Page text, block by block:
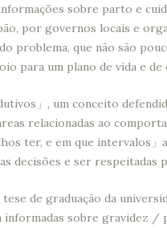
sobre parto e
por governos locais e
problema, que não são
para um plano de vida e de
」, um conceito
relacionadas ao
ter, e em que intervalos
decisões e ser respeitadas
de graduação da
informadas sobre gravidez